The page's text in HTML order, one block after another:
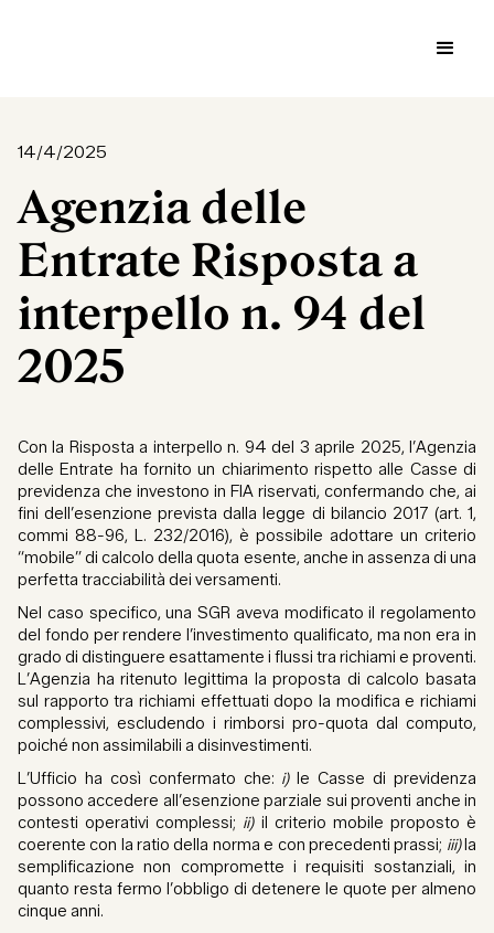
14/4/2025
Agenzia delle
Entrate Risposta a
interpello n. 94 del
2025
Con la Risposta a interpello n. 94 del 3 aprile 2025, l’Agenzia
delle Entrate ha fornito un chiarimento rispetto alle Casse di
previdenza che investono in FIA riservati, confermando che, ai
fini dell’esenzione prevista dalla legge di bilancio 2017 (art. 1,
commi 88-96, L. 232/2016), è possibile adottare un criterio
“mobile” di calcolo della quota esente, anche in assenza di una
perfetta tracciabilità dei versamenti.
Nel caso specifico, una SGR aveva modificato il regolamento
del fondo per rendere l’investimento qualificato, ma non era in
grado di distinguere esattamente i flussi tra richiami e proventi.
L’Agenzia ha ritenuto legittima la proposta di calcolo basata
sul rapporto tra richiami effettuati dopo la modifica e richiami
complessivi, escludendo i rimborsi pro-quota dal computo,
poiché non assimilabili a disinvestimenti.
L’Ufficio ha così confermato che: i)le Casse di previdenza
possono accedere all’esenzione parziale sui proventi anche in
contesti operativi complessi; ii)il criterio mobile proposto è
coerente con la ratio della norma e con precedenti prassi; iii)la
semplificazione non compromette i requisiti sostanziali, in
quanto resta fermo l’obbligo di detenere le quote per almeno
cinque anni.